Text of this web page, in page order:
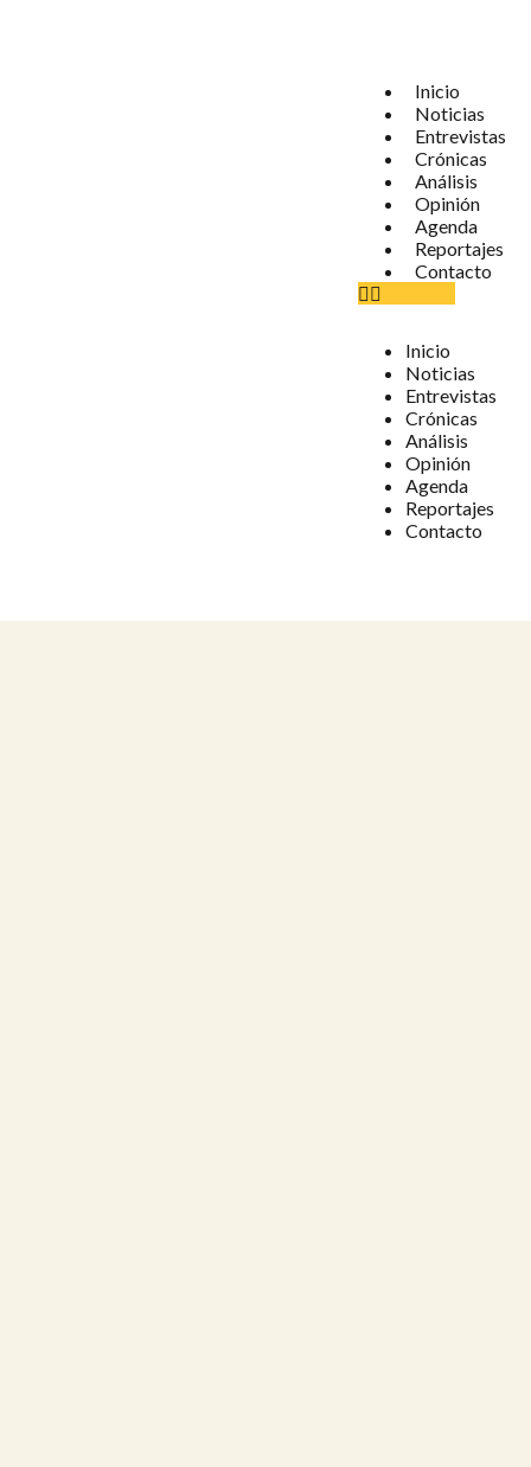
Inicio
Noticias
Entrevistas
Crónicas
Análisis
Opinión
Agenda
Reportajes
Contacto
Inicio
Noticias
Entrevistas
Crónicas
Análisis
Opinión
Agenda
Reportajes
Contacto